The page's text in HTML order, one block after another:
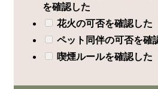
を確認した
花火の可否を確認した
ペット同伴の可否を確
喫煙ルールを確認した